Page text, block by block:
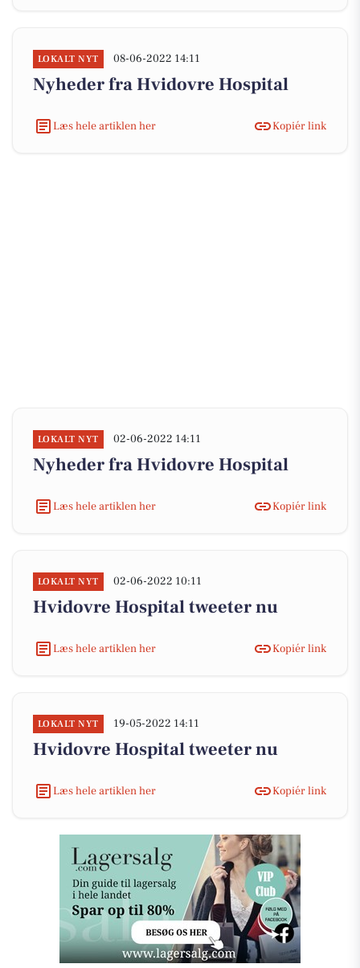
LOKALT NYT 08-06-2022 14:11
Nyheder fra Hvidovre Hospital
Læs hele artiklen her Kopiér link
LOKALT NYT 02-06-2022 14:11
Nyheder fra Hvidovre Hospital
Læs hele artiklen her Kopiér link
LOKALT NYT 02-06-2022 10:11
Hvidovre Hospital tweeter nu
Læs hele artiklen her Kopiér link
LOKALT NYT 19-05-2022 14:11
Hvidovre Hospital tweeter nu
Læs hele artiklen her Kopiér link